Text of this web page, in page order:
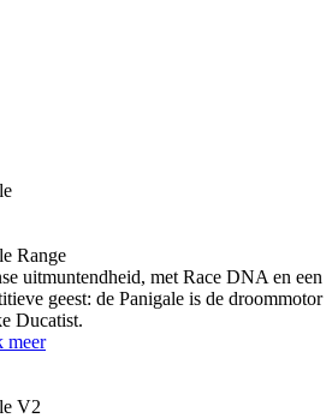
Range
uitmuntendheid, met Race DNA en een
geest: de Panigale is de droommotor
Ducatist.
meer
V2